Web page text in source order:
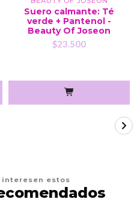
Suero calmante: Té
verde + Pantenol -
Beauty Of Joseon
$23.500
interesen estos